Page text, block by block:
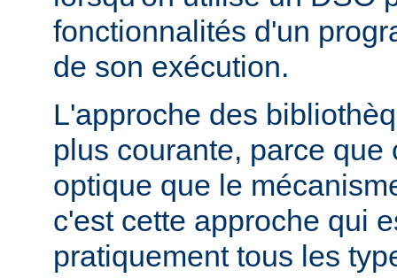
fonctionnalités d'un
de son exécution.
L'approche des
plus courante, parce que
optique que le
c'est cette approche qui
pratiquement tous les